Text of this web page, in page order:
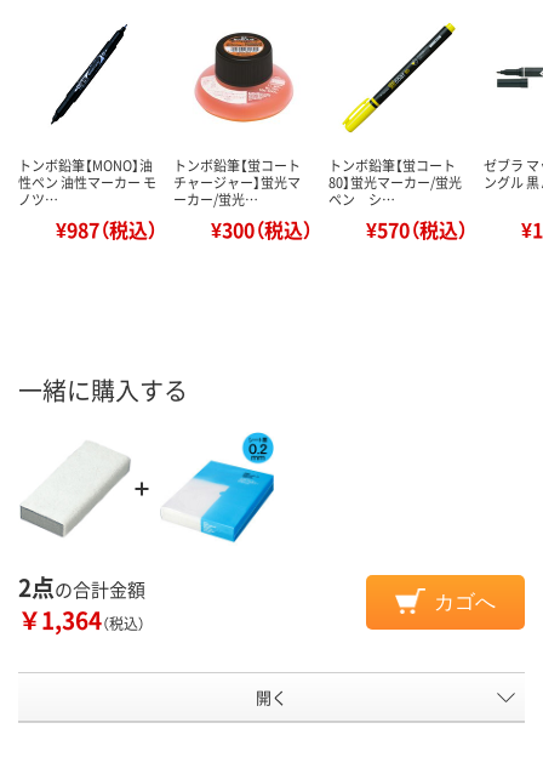
トンボ鉛筆【MONO】油
性ペン 油性マーカー モ
ノツ…
¥987（税込）
トンボ鉛筆【蛍コート
チャージャー】蛍光マ
ーカー/蛍光…
¥300（税込）
トンボ鉛筆【蛍コート
80】蛍光マーカー/蛍光
ペン シ…
¥570（税込）
ゼブラ
ングル
一緒に購入する
2点の合計金額
￥1,364（税込）
カゴへ
開く